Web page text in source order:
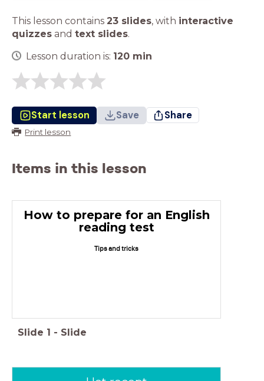
This lesson contains 23 slides, with interactive
quizzes and text slides.
Lesson duration is: 120 min
Start lesson Save Share
Print lesson
Items in this lesson
How to prepare for an English
reading test
Tips and tricks
Slide 1 - Slide